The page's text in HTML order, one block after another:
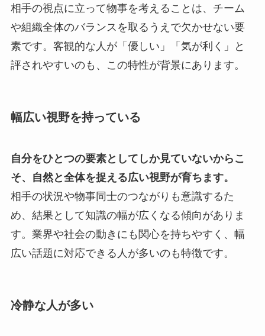
相手の視点に立って物事を考えることは、チーム
や組織全体のバランスを取るうえで欠かせない要
素です。客観的な人が「優しい」「気が利く」と
評されやすいのも、この特性が背景にあります。
幅広い視野を持っている
自分をひとつの要素としてしか見ていないからこ
そ、自然と全体を捉える広い視野が育ちます。
相手の状況や物事同士のつながりも意識するた
め、結果として知識の幅が広くなる傾向がありま
す。業界や社会の動きにも関心を持ちやすく、幅
広い話題に対応できる人が多いのも特徴です。
冷静な人が多い